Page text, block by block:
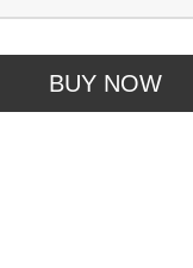
BUY NOW